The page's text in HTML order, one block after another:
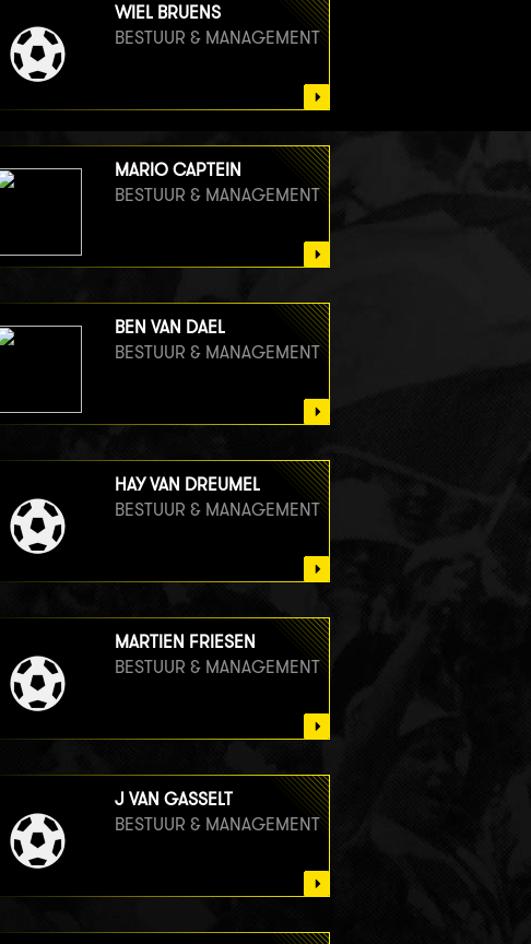
WIEL BRUENS
BESTUUR & MANAGEMENT
MARIO CAPTEIN
BESTUUR & MANAGEMENT
BEN VAN DAEL
BESTUUR & MANAGEMENT
HAY VAN DREUMEL
BESTUUR & MANAGEMENT
MARTIEN FRIESEN
BESTUUR & MANAGEMENT
J VAN GASSELT
BESTUUR & MANAGEMENT